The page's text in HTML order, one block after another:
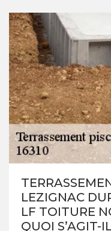
LEZIGNAC
LF TOITURE
QUOI S’AGIT-